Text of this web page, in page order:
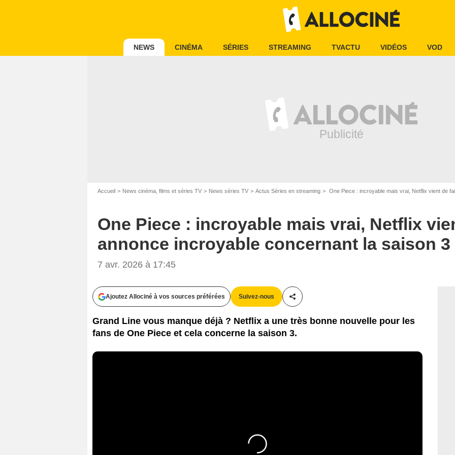
NEWS CINÉMA SÉRIES STREAMING TVACTU VIDÉOS VOD
Accueil News cinéma, films et séries TV News séries TV Actus Séries en streaming One Piece : incroyable mais vrai, Netflix vient de
One Piece : incroyable mais vrai, Netflix
annonce incroyable concernant la saison 3
7 avr. 2026 à 17:45
Ajoutez Allociné à vos sources préférées Suivez-nous
Partager cet article
Grand Line vous manque déjà ? Netflix a une très bonne nouvelle pour les
fans de One Piece et cela concerne la saison 3.